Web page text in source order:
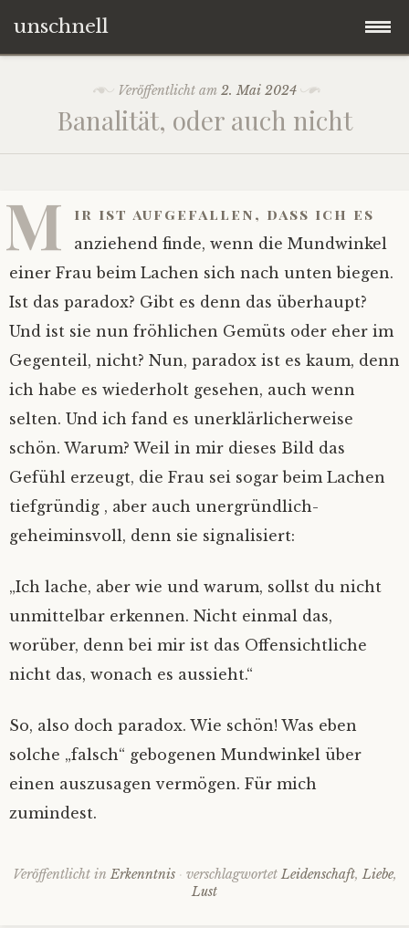
unschnell
springen
Contentus
Verba
Impressum
Veröffentlicht am2. Mai 2024
Banalität, oder auch nicht
M ir ist aufgefallen, dass ich es
anziehend finde, wenn die Mundwinkel
einer Frau beim Lachen sich nach unten biegen.
Ist das paradox? Gibt es denn das überhaupt?
Und ist sie nun fröhlichen Gemüts oder eher im
Gegenteil, nicht? Nun, paradox ist es kaum, denn
ich habe es wiederholt gesehen, auch wenn
selten. Und ich fand es unerklärlicherweise
schön. Warum? Weil in mir dieses Bild das
Gefühl erzeugt, die Frau sei sogar beim Lachen
tiefgründig , aber auch unergründlich-
geheiminsvoll, denn sie signalisiert:
„Ich lache, aber wie und warum, sollst du nicht
unmittelbar erkennen. Nicht einmal das,
worüber, denn bei mir ist das Offensichtliche
nicht das, wonach es aussieht.“
So, also doch paradox. Wie schön! Was eben
solche „falsch“ gebogenen Mundwinkel über
einen auszusagen vermögen. Für mich
zumindest.
Veröffentlicht in Erkenntnis verschlagwortet Leidenschaft, Liebe,
Lust